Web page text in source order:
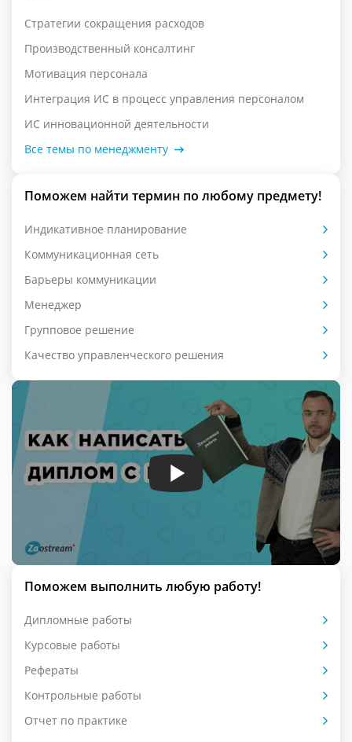
Стратегии сокращения расходов
Производственный консалтинг
Мотивация персонала
Интеграция ИС в процесс управления персоналом
ИС инновационной деятельности
Все темы по менеджменту
Поможем найти термин по любому предмету!
Индикативное планирование
Коммуникационная сеть
Барьеры коммуникации
Менеджер
Групповое решение
Качество управленческого решения
Поможем выполнить любую работу!
Дипломные работы
Курсовые работы
Рефераты
Контрольные работы
Отчет по практике